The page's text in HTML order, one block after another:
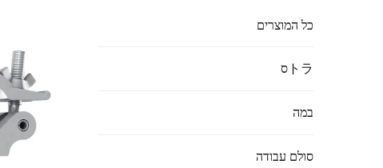
כל המוצרים
トラס
במה
סולם עבודה